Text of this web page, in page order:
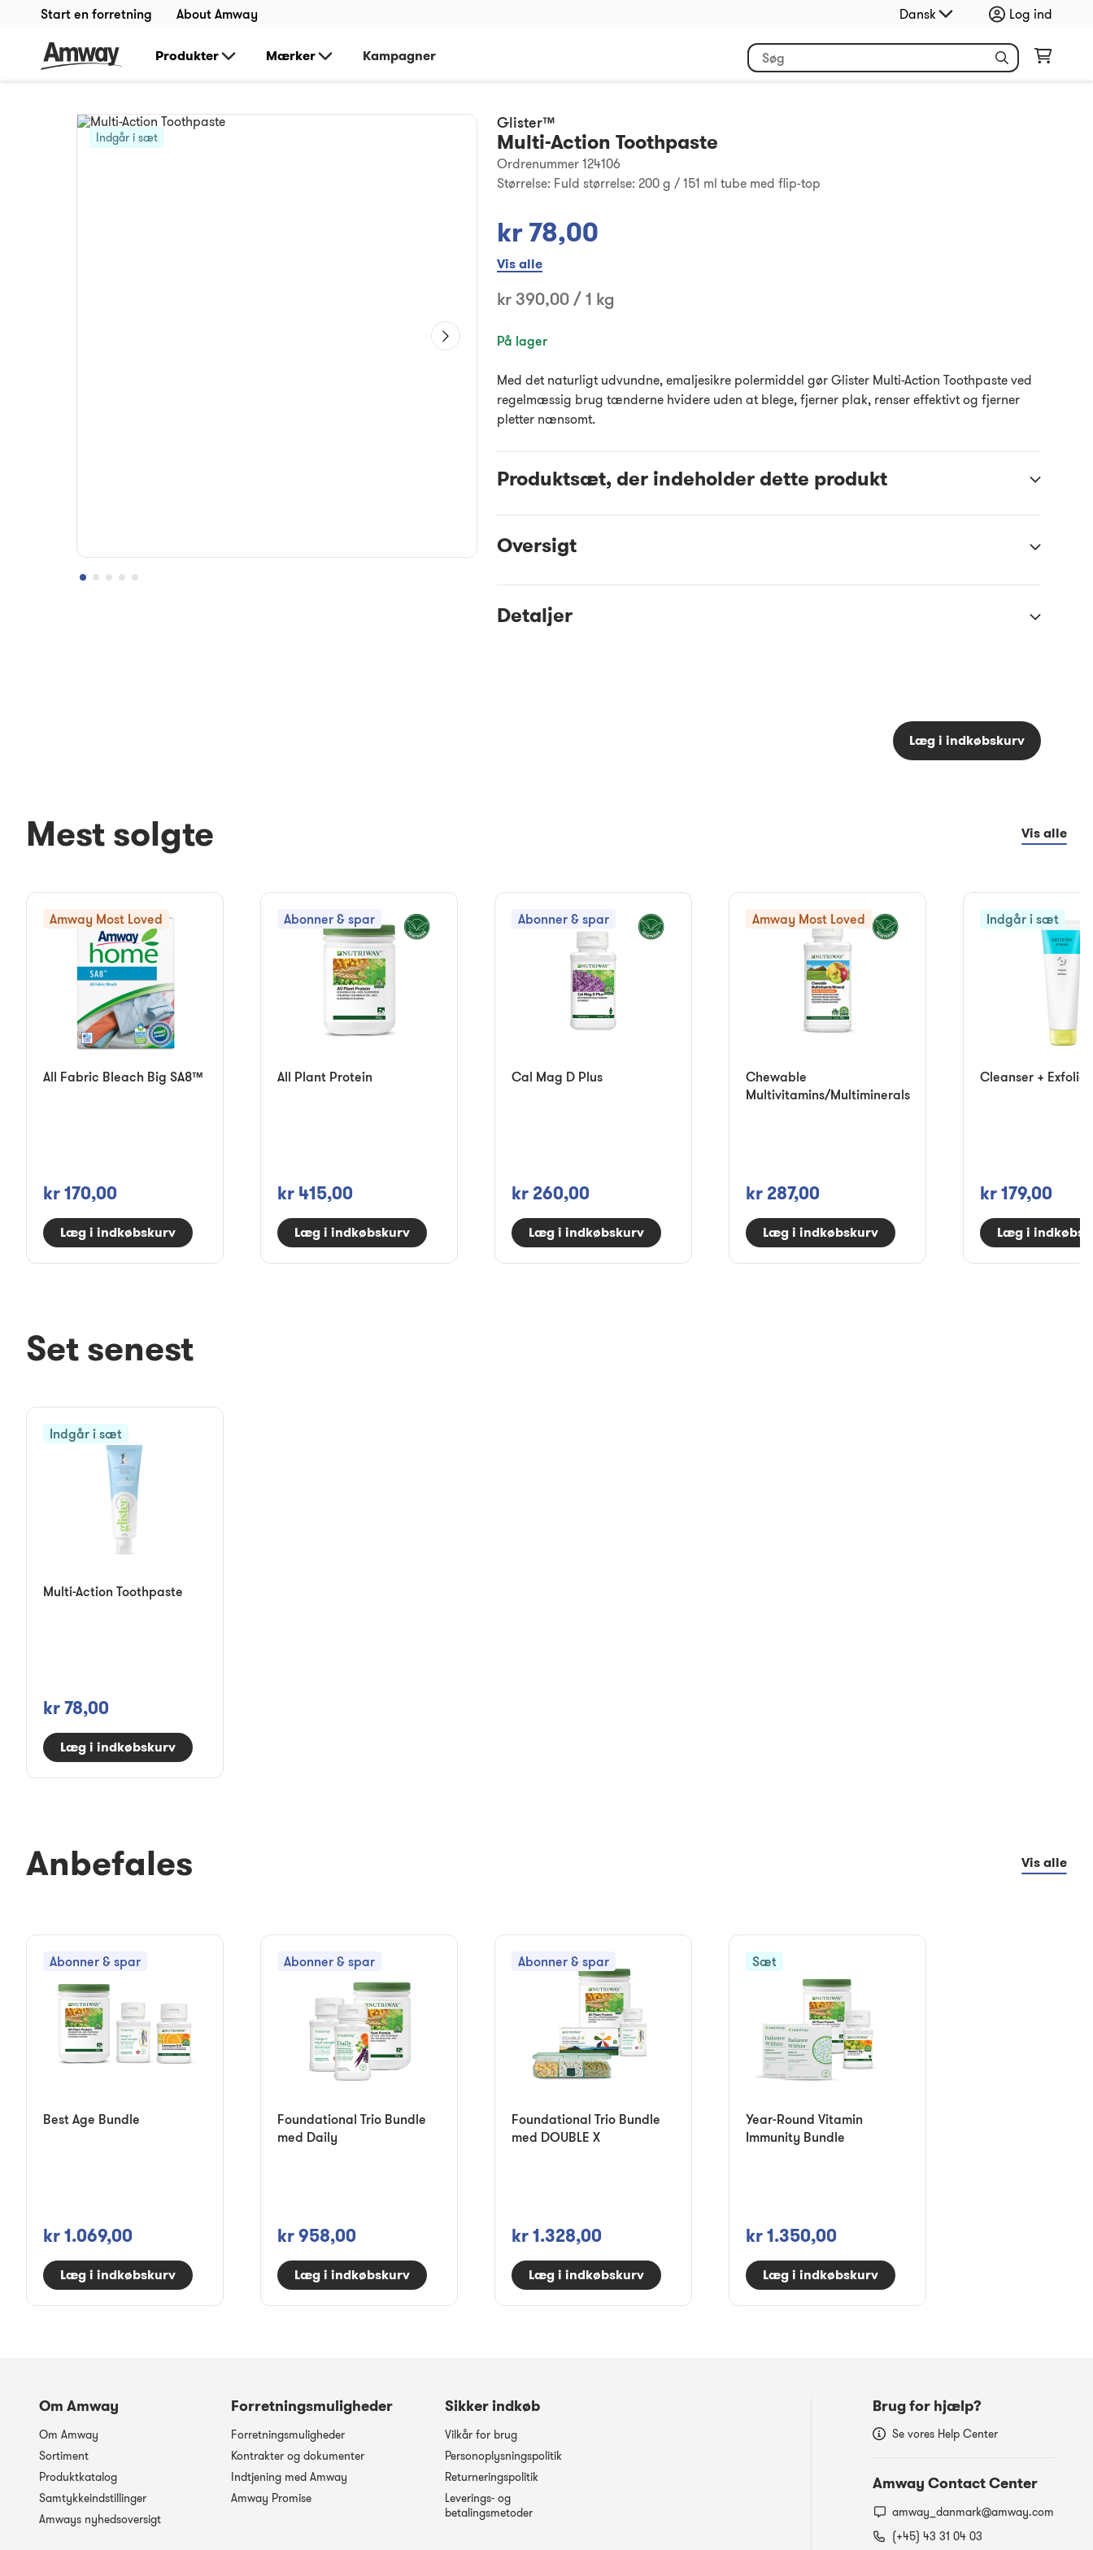
Start en forretning About Amway Dansk Log ind
Produkter Mærker Kampagner
Indgår i sæt
Glister™
Multi-Action Toothpaste
Ordrenummer 124106
Størrelse: Fuld størrelse: 200 g / 151 ml tube med flip-top
kr 78,00
Vis alle
kr 390,00 / 1 kg
På lager
Med det naturligt udvundne, emaljesikre polermiddel gør Glister Multi-Action Toothpaste ved
regelmæssig brug tænderne hvidere uden at blege, fjerner plak, renser effektivt og fjerner
pletter nænsomt.
Produktsæt, der indeholder dette produkt
Oversigt
Detaljer
Læg i indkøbskurv
Mest solgte Vis alle
Amway Most Loved
All Fabric Bleach Big SA8™
kr 170,00
Læg i indkøbskurv
Abonner & spar
All Plant Protein
kr 415,00
Læg i indkøbskurv
Abonner & spar
Cal Mag D Plus
kr 260,00
Læg i indkøbskurv
Amway Most Loved
Chewable
Multivitamins/Multiminerals
kr 287,00
Læg i indkøbskurv
Indgår i sæt
Cleanser +
kr 179,00
Læg i
Set senest
Indgår i sæt
Multi-Action Toothpaste
kr 78,00
Læg i indkøbskurv
Anbefales Vis alle
Abonner & spar
Best Age Bundle
kr 1.069,00
Læg i indkøbskurv
Abonner & spar
Foundational Trio Bundle
med Daily
kr 958,00
Læg i indkøbskurv
Abonner & spar
Foundational Trio Bundle
med DOUBLE X
kr 1.328,00
Læg i indkøbskurv
Sæt
Year-Round Vitamin
Immunity Bundle
kr 1.350,00
Læg i indkøbskurv
Om Amway
Om Amway
Sortiment
Produktkatalog
Samtykkeindstillinger
Amways nyhedsoversigt
Forretningsmuligheder
Forretningsmuligheder
Kontrakter og dokumenter
Indtjening med Amway
Amway Promise
Sikker indkøb
Vilkår for brug
Personoplysningspolitik
Returneringspolitik
Leverings- og
betalingsmetoder
Brug for hjælp?
Se vores Help Center
Amway Contact Center
amway_danmark@amway.com
(+45) 43 31 04 03